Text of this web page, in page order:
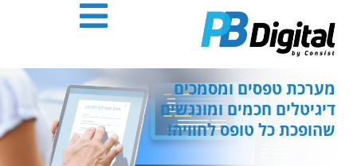
אנטר
מערכת טפסים ומסמכים
דיגיטלים חכמים ומונגשים
שהופכת כל טופס לחוויה!